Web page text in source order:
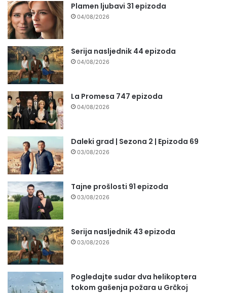
Plamen ljubavi 31 epizoda
04/08/2026
Serija nasljednik 44 epizoda
04/08/2026
La Promesa 747 epizoda
04/08/2026
Daleki grad | Sezona 2 | Epizoda 69
03/08/2026
Tajne prošlosti 91 epizoda
03/08/2026
Serija nasljednik 43 epizoda
03/08/2026
Pogledajte sudar dva helikoptera
tokom gašenja požara u Grčkoj